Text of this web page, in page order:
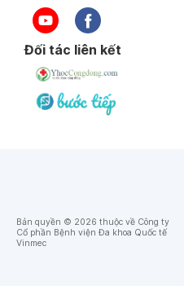
Đối tác liên kết
Bản quyền © 2026 thuộc về Công ty
Cổ phần Bệnh viện Đa khoa Quốc tế
Vinmec